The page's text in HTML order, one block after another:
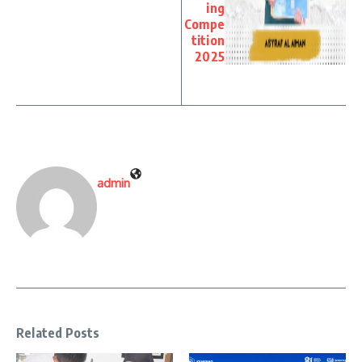
ing
Compe
tition
2025
admin
Related Posts